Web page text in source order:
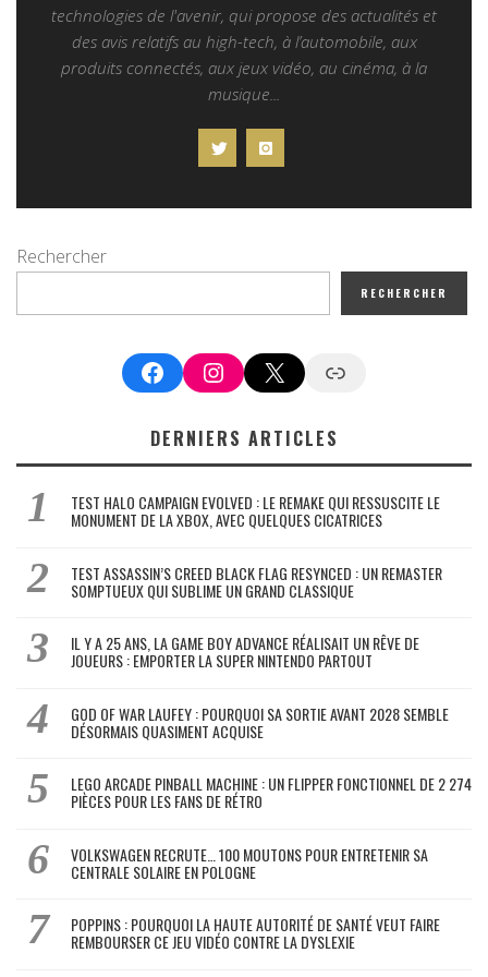
technologies de l'avenir, qui propose des actualités et
des avis relatifs au high-tech, à l’automobile, aux
produits connectés, aux jeux vidéo, au cinéma, à la
musique...
Rechercher
RECHERCHER
FacebookInstagram
X Google News
DERNIERS ARTICLES
TEST HALO CAMPAIGN EVOLVED : LE REMAKE QUI RESSUSCITE LE
MONUMENT DE LA XBOX, AVEC QUELQUES CICATRICES
TEST ASSASSIN’S CREED BLACK FLAG RESYNCED : UN REMASTER
SOMPTUEUX QUI SUBLIME UN GRAND CLASSIQUE
IL Y A 25 ANS, LA GAME BOY ADVANCE RÉALISAIT UN RÊVE DE
JOUEURS : EMPORTER LA SUPER NINTENDO PARTOUT
GOD OF WAR LAUFEY : POURQUOI SA SORTIE AVANT 2028 SEMBLE
DÉSORMAIS QUASIMENT ACQUISE
LEGO ARCADE PINBALL MACHINE : UN FLIPPER FONCTIONNEL DE 2 274
PIÈCES POUR LES FANS DE RÉTRO
VOLKSWAGEN RECRUTE… 100 MOUTONS POUR ENTRETENIR SA
CENTRALE SOLAIRE EN POLOGNE
POPPINS : POURQUOI LA HAUTE AUTORITÉ DE SANTÉ VEUT FAIRE
REMBOURSER CE JEU VIDÉO CONTRE LA DYSLEXIE